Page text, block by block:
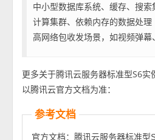
中小型数据库系统、缓存、搜索
计算集群、依赖内存的数据处理
高网络包收发场景，如视频弹
更多关于腾讯云服务器标准型S6
以腾讯云官方文档为准：
参考文档
官方文档：腾讯云服务器标准型